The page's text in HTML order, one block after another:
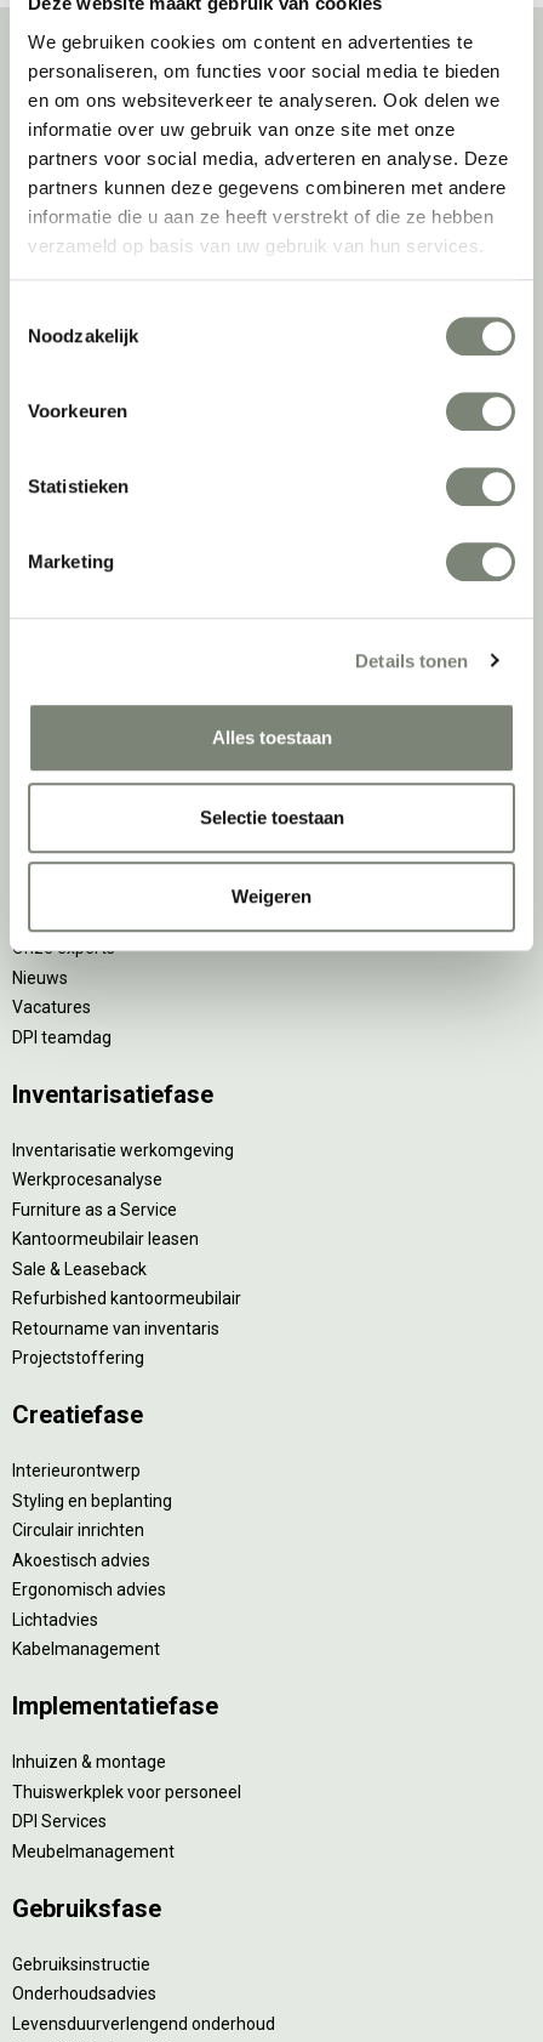
We gebruiken cookies om content en advertenties te
personaliseren, om functies voor social media te bieden
en om ons websiteverkeer te analyseren. Ook delen we
informatie over uw gebruik van onze site met onze
partners voor social media, adverteren en analyse. Deze
partners kunnen deze gegevens combineren met andere
informatie die u aan ze heeft verstrekt of die ze hebben
verzameld op basis van uw gebruik van hun services.
Noodzakelijk
Voorkeuren
Statistieken
Marketing
Details tonen
Alles toestaan
Selectie toestaan
Weigeren
Over deprojectinrichter
Als grootste onafhankelijke projectinrichter én expert op het gebied
van de beste werkomgeving zetten we ons dagelijks met veel
passie en enthousiasme in om juist dat voor onze klanten te
met het oog op nu; dankzij ons duurzame en circulaire karakter
kijken we ook naar de toekomst. Naar hoe we werkomgevingen een
keer actief te kijken naar de duurzaamste optie.
Zitsta bureaus
Akoestische oplossingen
Werkplekken
Onze experts
Nieuws
Vacatures
DPI teamdag
Inventarisatiefase
Inventarisatie werkomgeving
Werkprocesanalyse
Furniture as a Service
Kantoormeubilair leasen
Sale & Leaseback
Refurbished kantoormeubilair
Retourname van inventaris
Projectstoffering
Creatiefase
Interieurontwerp
Styling en beplanting
Circulair inrichten
Akoestisch advies
Ergonomisch advies
Lichtadvies
Kabelmanagement
Implementatiefase
Inhuizen & montage
Thuiswerkplek voor personeel
DPI Services
Meubelmanagement
Gebruiksfase
Gebruiksinstructie
Onderhoudsadvies
Levensduurverlengend onderhoud